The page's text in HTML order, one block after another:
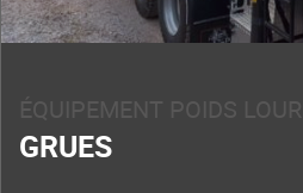
ÉQUIPEMENT POIDS LOURD
GRUES